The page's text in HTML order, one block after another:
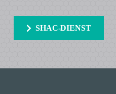
SHAC-DIENST